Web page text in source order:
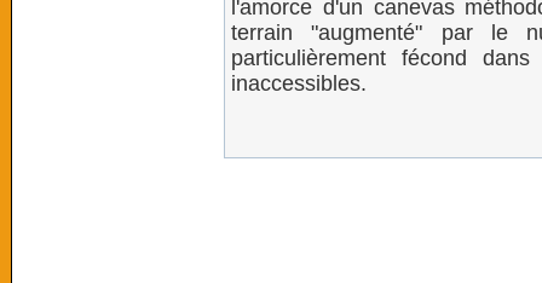
l'amorce d'un canevas
terrain "augmenté" par le
particulièrement fécond
inaccessibles.